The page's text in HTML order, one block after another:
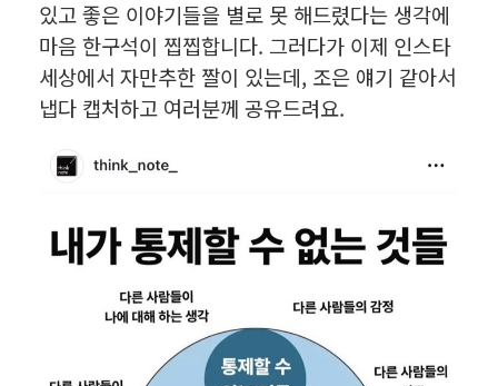
있고 좋은 이야기들을 별로 못 해드렸다는 생각에
마음 한구석이 찝찝합니다. 그러다가 이제 인스타
세상에서 자만추한 짤이 있는데, 조은 얘기 같아서
냅다 캡처하고 여러분께 공유드려요.